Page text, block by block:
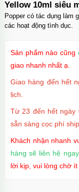
Yellow 10ml siêu
Popper có tác dụng làm
các hoạt động tình dục.
Sản phẩm nào cũng
giao nhanh nhất ạ.
Giao hàng đến hết
lịch.
Từ 23 đến hết ngày
sẵn sàng cọc phí
Khách nhận nhanh
hàng sẽ liên hệ ngay
lời kịp, vui lòng chờ ít